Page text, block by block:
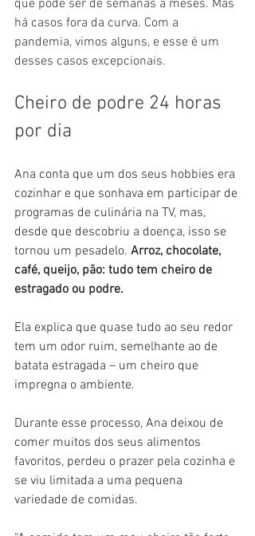
que pode ser de semanas a meses. Mas
há casos fora da curva. Com a
pandemia, vimos alguns, e esse é um
desses casos excepcionais.
Cheiro de podre 24 horas
por dia
Ana conta que um dos seus hobbies era
cozinhar e que sonhava em participar de
programas de culinária na TV, mas,
desde que descobriu a doença, isso se
tornou um pesadelo. Arroz, chocolate,
café, queijo, pão: tudo tem cheiro de
estragado ou podre.
Ela explica que quase tudo ao seu redor
tem um odor ruim, semelhante ao de
batata estragada – um cheiro que
impregna o ambiente.
Durante esse processo, Ana deixou de
comer muitos dos seus alimentos
favoritos, perdeu o prazer pela cozinha e
se viu limitada a uma pequena
variedade de comidas.